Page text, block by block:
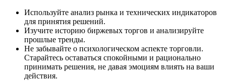
Используйте анализ рынка и технических индикаторов
для принятия решений.
Изучите историю биржевых торгов и анализируйте
прошлые тренды.
Не забывайте о психологическом аспекте торговли.
Старайтесь оставаться спокойными и рационально
принимать решения, не давая эмоциям влиять на ваши
действия.